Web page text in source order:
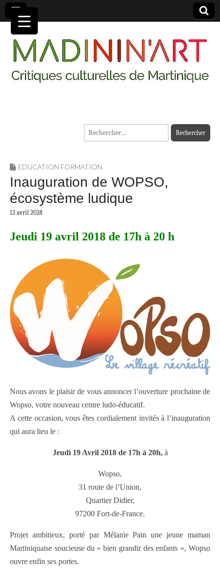
MADININ'ART
Rechercher :
EDUCATION FORMATION
Inauguration de WOPSO,
écosystème ludique
13 avril 2018
Jeudi 19 avril 2018 de 17h à 20 h
Nous avons le plaisir de vous annoncer l’ouverture prochaine de
Wopso, votre nouveau centre ludo-éducatif.
A cette occasion, vous êtes cordialement invités à l’inauguration
qui aura lieu le :
Jeudi 19 Avril 2018 de 17h à 20h,à
Wopso,
31 route de l’Union,
Quartier Didier,
97200 Fort-de-France.
Projet ambitieux, porté par Mélanie Pain une jeune maman
Martiniquaise soucieuse du « bien grandir des enfants », Wopso
ouvre enfin ses portes.